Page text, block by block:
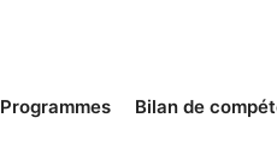
Programmes Bilan de